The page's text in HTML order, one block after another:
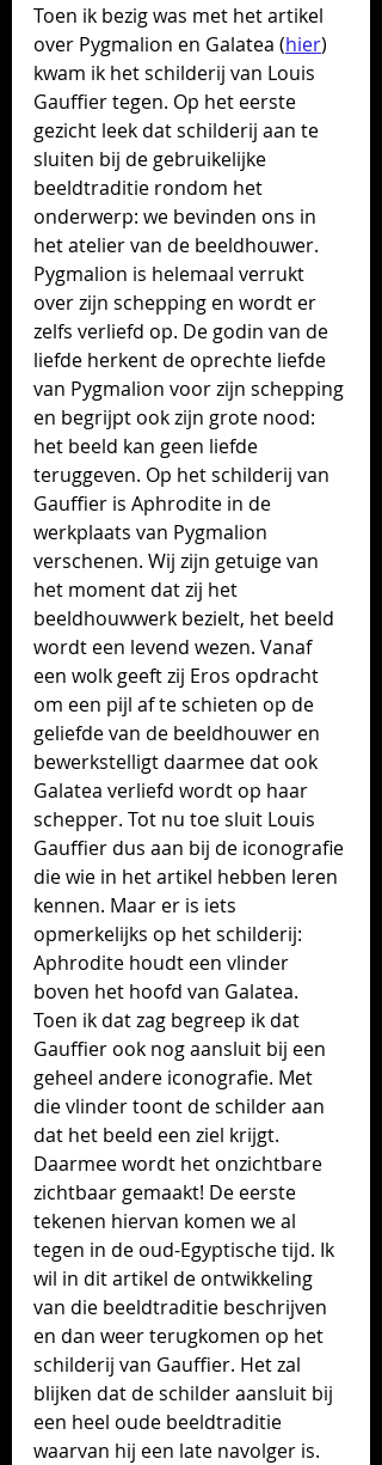
Toen ik bezig was met het artikel
over Pygmalion en Galatea (hier)
kwam ik het schilderij van Louis
Gauffier tegen. Op het eerste
gezicht leek dat schilderij aan te
sluiten bij de gebruikelijke
beeldtraditie rondom het
onderwerp: we bevinden ons in
het atelier van de beeldhouwer.
Pygmalion is helemaal verrukt
over zijn schepping en wordt er
zelfs verliefd op. De godin van de
liefde herkent de oprechte liefde
van Pygmalion voor zijn schepping
en begrijpt ook zijn grote nood:
het beeld kan geen liefde
teruggeven. Op het schilderij van
Gauffier is Aphrodite in de
werkplaats van Pygmalion
verschenen. Wij zijn getuige van
het moment dat zij het
beeldhouwwerk bezielt, het beeld
wordt een levend wezen. Vanaf
een wolk geeft zij Eros opdracht
om een pijl af te schieten op de
geliefde van de beeldhouwer en
bewerkstelligt daarmee dat ook
Galatea verliefd wordt op haar
schepper. Tot nu toe sluit Louis
Gauffier dus aan bij de iconografie
die wie in het artikel hebben leren
kennen. Maar er is iets
opmerkelijks op het schilderij:
Aphrodite houdt een vlinder
boven het hoofd van Galatea.
Toen ik dat zag begreep ik dat
Gauffier ook nog aansluit bij een
geheel andere iconografie. Met
die vlinder toont de schilder aan
dat het beeld een ziel krijgt.
Daarmee wordt het onzichtbare
zichtbaar gemaakt! De eerste
tekenen hiervan komen we al
tegen in de oud-Egyptische tijd. Ik
wil in dit artikel de ontwikkeling
van die beeldtraditie beschrijven
en dan weer terugkomen op het
schilderij van Gauffier. Het zal
blijken dat de schilder aansluit bij
een heel oude beeldtraditie
waarvan hij een late navolger is.